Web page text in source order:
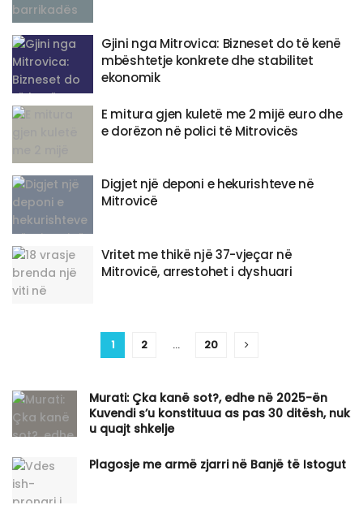
Gjini nga Mitrovica: Bizneset do të kenë
mbështetje konkrete dhe stabilitet
ekonomik
E mitura gjen kuletë me 2 mijë euro dhe
e dorëzon në polici të Mitrovicës
​Digjet një deponi e hekurishteve në
Mitrovicë
Vritet me thikë një 37-vjeçar në
Mitrovicë, arrestohet i dyshuari
1 2 … 20
Murati: Çka kanë sot?, edhe në 2025-ën
Kuvendi s’u konstituua as pas 30 ditësh, nuk
u quajt shkelje
Plagosje me armë zjarri në Banjë të Istogut